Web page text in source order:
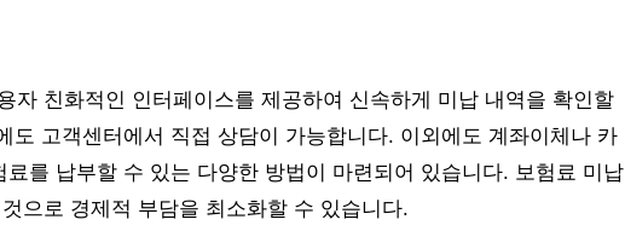
자 친화적인 인터페이스를 제공하여 신속하게 미납 내역을 확인할
도 고객센터에서 직접 상담이 가능합니다. 이외에도 계좌이체나 카
를 납부할 수 있는 다양한 방법이 마련되어 있습니다. 보험료 미납
으로 경제적 부담을 최소화할 수 있습니다.